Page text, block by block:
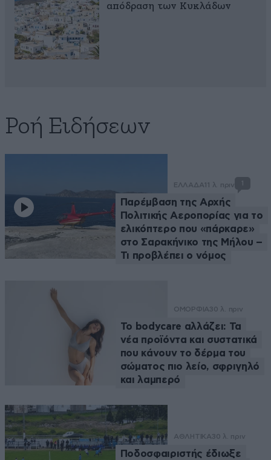
απόδραση των Κυκλάδων
Ροή Ειδήσεων
ΕΛΛΑΔΑ 11 λ. πριν
Παρέμβαση της Αρχής
Πολιτικής Αεροπορίας για το
ελικόπτερο που «πάρκαρε»
στο Σαρακήνικο της Μήλου –
Τι προβλέπει ο νόμος
ΟΜΟΡΦΙΑ30 λ. πριν
Το bodycare αλλάζει: Τα
νέα προϊόντα και συστατικά
που κάνουν το δέρμα του
σώματος πιο λείο, σφριγηλό
και λαμπερό
ΑΘΛΗΤΙΚΑ30 λ. πριν
Ποδοσφαιριστής έδιωξε